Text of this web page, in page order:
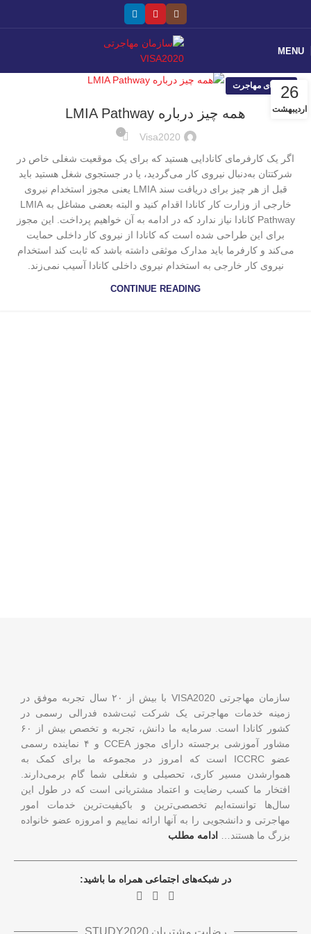
MENU
26
اردیبهشت
راهنمای مهاجرت
همه چیز درباره LMIA Pathway
Visa2020 ۰
اگر یک کارفرمای کانادایی هستید که برای یک موقعیت شغلی خاص در
شرکتتان به‌دنبال نیروی کار می‌گردید، یا در جستجوی شغل هستید باید
قبل از هر چیز برای دریافت سند LMIA یعنی مجوز استخدام نیروی
خارجی از وزارت کار کانادا اقدام کنید و البته بعضی مشاغل به LMIA
Pathway کانادا نیاز ندارد که در ادامه به آن خواهیم پرداخت. این مجوز
برای این طراحی شده است که کانادا از نیروی کار داخلی حمایت
می‌کند و کارفرما باید مدارک موثقی داشته باشد که ثابت کند استخدام
نیروی کار خارجی به استخدام نیروی داخلی کانادا آسیب نمی‌زند.
CONTINUE READING
سازمان مهاجرتی VISA2020 با بیش از ۲۰ سال تجربه موفق در
زمینه خدمات مهاجرتی یک شرکت ثبت‌شده فدرالی رسمی در
کشور کانادا است. سرمایه ما دانش، تجربه و تخصص بیش از ۶۰
مشاور آموزشی برجسته دارای مجوز CCEA و ۴ نماینده رسمی
عضو ICCRC است که امروز در مجموعه ما برای کمک به
هموارشدن مسیر کاری، تحصیلی و شغلی شما گام برمی‌دارند.
افتخار ما کسب رضایت و اعتماد مشتریانی است که در طول این
سال‌ها توانسته‌ایم تخصصی‌ترین و باکیفیت‌ترین خدمات امور
مهاجرتی و دانشجویی را به آنها ارائه نماییم و امروزه عضو خانواده
بزرگ ما هستند… ادامه مطلب
در شبکه‌های اجتماعی همراه ما باشید:
رضایت مشتریان STUDY2020